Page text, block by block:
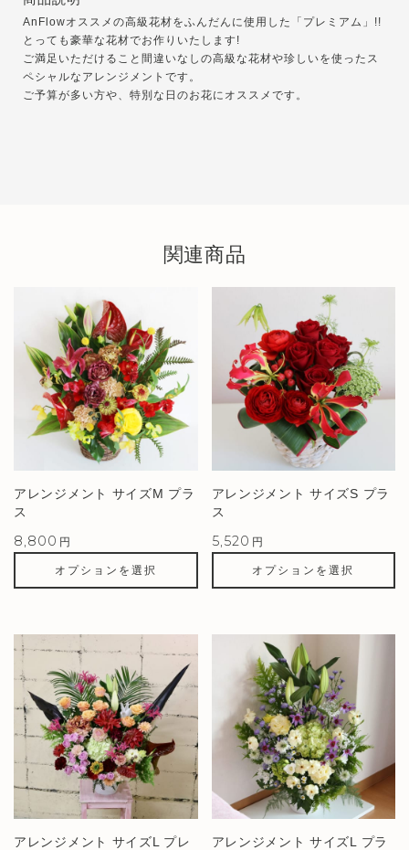
AnFlowオススメの高級花材をふんだんに使用した「プレミアム」!!
とっても豪華な花材でお作りいたします!
ご満足いただけること間違いなしの高級な花材や珍しいを使ったス
ペシャルなアレンジメントです。
ご予算が多い方や、特別な日のお花にオススメです。
関連商品
アレンジメント サイズM プラ
ス
8,800 円
オプションを選択
アレンジメント サイズS プラ
ス
5,520 円
オプションを選択
アレンジメント サイズL プレ
アレンジメント サイズL プラ